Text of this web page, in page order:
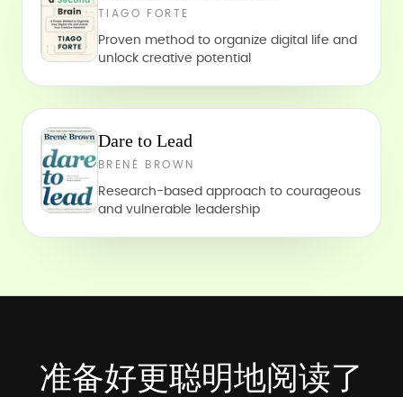
TIAGO FORTE
Proven method to organize digital life and
unlock creative potential
Dare to Lead
BRENÉ BROWN
Research-based approach to courageous
and vulnerable leadership
准备好更聪明地阅读了